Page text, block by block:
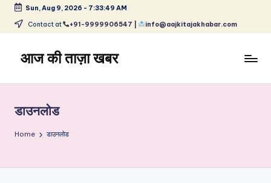
Skip
content
Sun, Aug 9, 2026 - 7:33:50 AM
Contact at +91-9999906547 | info@aajkitajakhabar.com
आज की ताज़ा खबर
ताज़ा
समाचार
–
डाउनलोड
Home डाउनलोड